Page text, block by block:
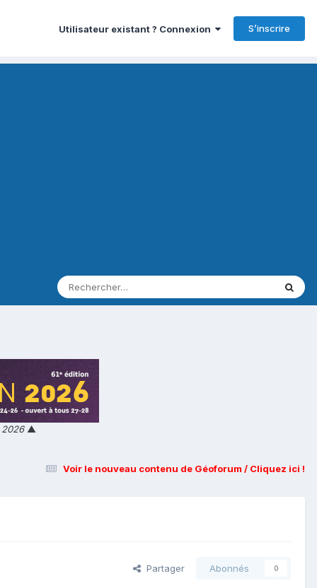
Utilisateur existant ? Connexion S’inscrire
▲
Voir le nouveau contenu de Géoforum / Cliquez ici !
Partager Abonnés 0